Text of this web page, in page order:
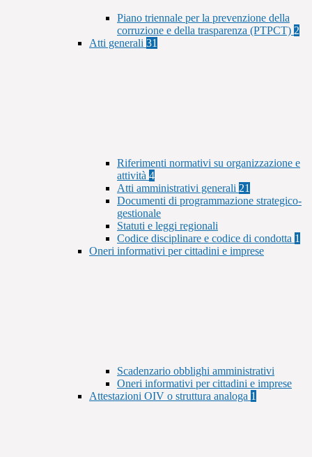
Piano triennale per la prevenzione della
corruzione e della trasparenza (PTPCT) 2
Atti generali 31
Riferimenti normativi su organizzazione e
attività 4
Atti amministrativi generali 21
Documenti di programmazione strategico-
gestionale
Statuti e leggi regionali
Codice disciplinare e codice di condotta 1
Oneri informativi per cittadini e imprese
Scadenzario obblighi amministrativi
Oneri informativi per cittadini e imprese
Attestazioni OIV o struttura analoga 1